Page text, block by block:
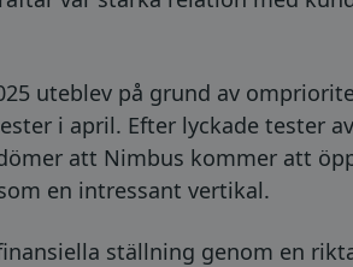
uteblev på grund av
i april. Efter lyckade tester
att Nimbus kommer att
en intressant vertikal.
ställning genom en